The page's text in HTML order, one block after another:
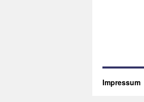
Impressum